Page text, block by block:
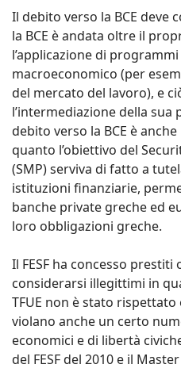
Il debito verso la BCE deve
la BCE è andata oltre il
l’applicazione di
macroeconomico (per
del mercato del lavoro), e
l’intermediazione della sua
debito verso la BCE è
quanto l’obiettivo del
(SMP) serviva di fatto a
istituzioni finanziarie,
banche private greche ed
loro obbligazioni greche.
Il FESF ha concesso
considerarsi illegittimi in
TFUE non è stato
violano anche un certo
economici e di libertà
del FESF del 2010 e il